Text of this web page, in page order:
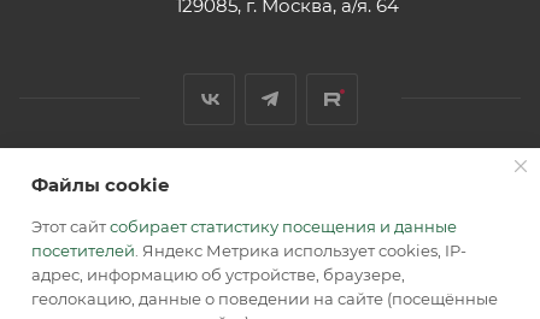
129085, г. Москва, а/я. 64
2026 © Обращаем Ваше внимание на то, что вся
информация, размещенная на сайте, носит
информационный характер и не является публичной
офертой, определяемой положениями Статьи 437 (2) ГК РФ.
Файлы cookie
Этот сайтсобирает статистику посещения и данные
посетителей . Яндекс Метрика использует cookies, IP-
адрес, информацию об устройстве, браузере,
геолокацию, данные о поведении на сайте (посещённые